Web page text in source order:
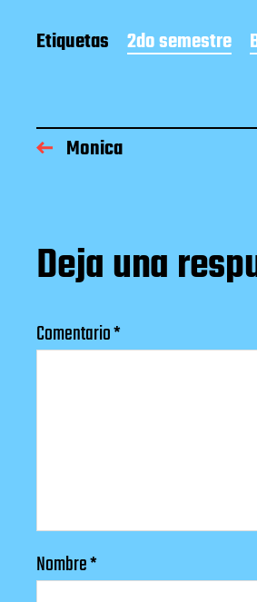
Etiquetas 2do semestre
Monica
Deja una
Comentario*
Nombre*